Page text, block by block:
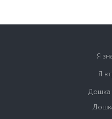
Я
Я
Дошка